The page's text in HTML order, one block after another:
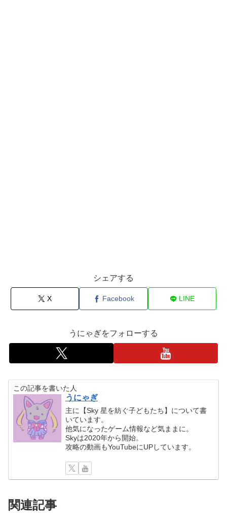
シェアする
X Facebook LINE
うにゃぎをフォローする
この記事を書いた人
うにゃぎ
主に【Sky 星を紡ぐ子どもたち】について書
いています。
他気になったゲーム情報など気ままに。
Skyは2020年から開始。
攻略の動画もYouTubeにUPしています。
関連記事